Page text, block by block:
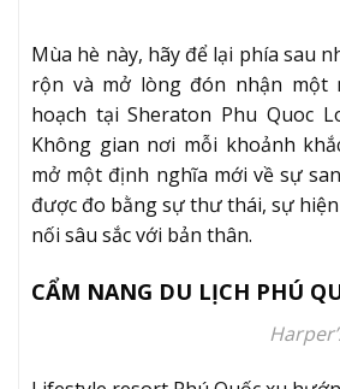
Mùa hè này, hãy để lại phía sau
rộn và mở lòng đón nhận một
hoạch tại Sheraton Phu Quoc
Không gian nơi mỗi khoảnh
mở một định nghĩa mới về sự
được đo bằng sự thư thái, sự
nối sâu sắc với bản thân.
CẨM NANG DU LỊCH PHÚ